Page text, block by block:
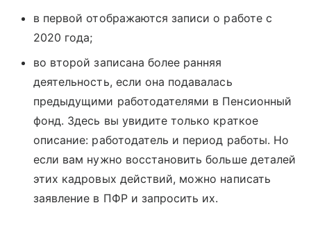
в первой отображаются записи о работе с
2020 года;
во второй записана более ранняя
деятельность, если она подавалась
предыдущими работодателями в Пенсионный
фонд. Здесь вы увидите только краткое
описание: работодатель и период работы. Но
если вам нужно восстановить больше деталей
этих кадровых действий, можно написать
заявление в ПФР и запросить их.